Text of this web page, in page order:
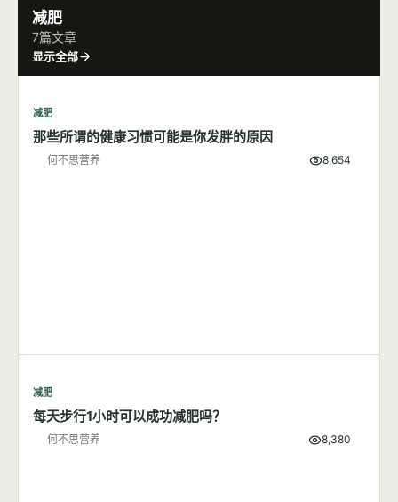
减肥
7篇文章
显示全部
减肥
那些所谓的健康习惯可能是你发胖的原因
何不思营养 8,654
减肥
每天步行1小时可以成功减肥吗？
何不思营养 8,380